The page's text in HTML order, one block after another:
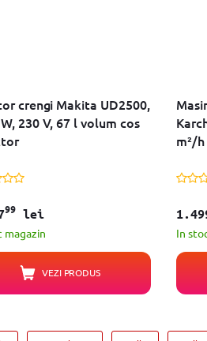
crengi Makita UD2500,
230 V, 67 l volum cos
99lei
magazin
VEZI PRODUS
In